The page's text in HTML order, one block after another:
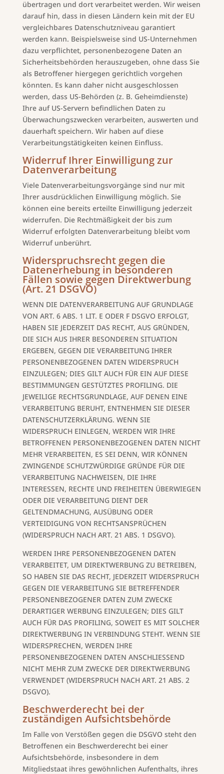
übertragen und dort verarbeitet werden. Wir weisen
darauf hin, dass in diesen Ländern kein mit der EU
vergleichbares Datenschutzniveau garantiert
werden kann. Beispielsweise sind US-Unternehmen
dazu verpflichtet, personenbezogene Daten an
Sicherheitsbehörden herauszugeben, ohne dass Sie
als Betroffener hiergegen gerichtlich vorgehen
könnten. Es kann daher nicht ausgeschlossen
werden, dass US-Behörden (z. B. Geheimdienste)
Ihre auf US-Servern befindlichen Daten zu
Überwachungszwecken verarbeiten, auswerten und
dauerhaft speichern. Wir haben auf diese
Verarbeitungstätigkeiten keinen Einfluss.
Widerruf Ihrer Einwilligung zur
Datenverarbeitung
Viele Datenverarbeitungsvorgänge sind nur mit
Ihrer ausdrücklichen Einwilligung möglich. Sie
können eine bereits erteilte Einwilligung jederzeit
widerrufen. Die Rechtmäßigkeit der bis zum
Widerruf erfolgten Datenverarbeitung bleibt vom
Widerruf unberührt.
Widerspruchsrecht gegen die
Datenerhebung in besonderen
Fällen sowie gegen Direktwerbung
(Art. 21 DSGVO)
WENN DIE DATENVERARBEITUNG AUF GRUNDLAGE
VON ART. 6 ABS. 1 LIT. E ODER F DSGVO ERFOLGT,
HABEN SIE JEDERZEIT DAS RECHT, AUS GRÜNDEN,
DIE SICH AUS IHRER BESONDEREN SITUATION
ERGEBEN, GEGEN DIE VERARBEITUNG IHRER
PERSONENBEZOGENEN DATEN WIDERSPRUCH
EINZULEGEN; DIES GILT AUCH FÜR EIN AUF DIESE
BESTIMMUNGEN GESTÜTZTES PROFILING. DIE
JEWEILIGE RECHTSGRUNDLAGE, AUF DENEN EINE
VERARBEITUNG BERUHT, ENTNEHMEN SIE DIESER
DATENSCHUTZERKLÄRUNG. WENN SIE
WIDERSPRUCH EINLEGEN, WERDEN WIR IHRE
BETROFFENEN PERSONENBEZOGENEN DATEN NICHT
MEHR VERARBEITEN, ES SEI DENN, WIR KÖNNEN
ZWINGENDE SCHUTZWÜRDIGE GRÜNDE FÜR DIE
VERARBEITUNG NACHWEISEN, DIE IHRE
INTERESSEN, RECHTE UND FREIHEITEN ÜBERWIEGEN
ODER DIE VERARBEITUNG DIENT DER
GELTENDMACHUNG, AUSÜBUNG ODER
VERTEIDIGUNG VON RECHTSANSPRÜCHEN
(WIDERSPRUCH NACH ART. 21 ABS. 1 DSGVO).
WERDEN IHRE PERSONENBEZOGENEN DATEN
VERARBEITET, UM DIREKTWERBUNG ZU BETREIBEN,
SO HABEN SIE DAS RECHT, JEDERZEIT WIDERSPRUCH
GEGEN DIE VERARBEITUNG SIE BETREFFENDER
PERSONENBEZOGENER DATEN ZUM ZWECKE
DERARTIGER WERBUNG EINZULEGEN; DIES GILT
AUCH FÜR DAS PROFILING, SOWEIT ES MIT SOLCHER
DIREKTWERBUNG IN VERBINDUNG STEHT. WENN SIE
WIDERSPRECHEN, WERDEN IHRE
PERSONENBEZOGENEN DATEN ANSCHLIESSEND
NICHT MEHR ZUM ZWECKE DER DIREKTWERBUNG
VERWENDET (WIDERSPRUCH NACH ART. 21 ABS. 2
DSGVO).
Beschwerde­recht bei der
zuständigen Aufsichts­behörde
Im Falle von Verstößen gegen die DSGVO steht den
Betroffenen ein Beschwerderecht bei einer
Aufsichtsbehörde, insbesondere in dem
Mitgliedstaat ihres gewöhnlichen Aufenthalts, ihres